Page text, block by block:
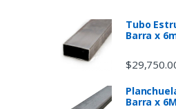
Tubo
Barra x
$
Barra x